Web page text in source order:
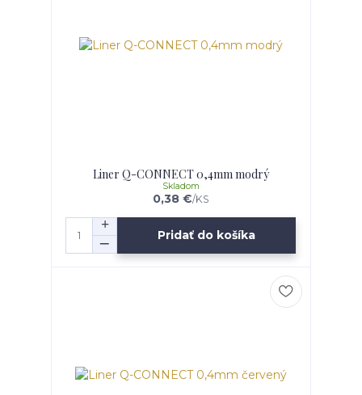
Liner Q-CONNECT 0,4mm modrý
0,38 €/KS
Skladom
Pridať do košíka